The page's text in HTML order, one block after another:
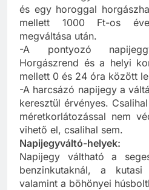
és egy horoggal
mellett 1000 Ft-os
megváltása után.
-A pontyozó
Horgászrend és a helyi
mellett 0 és 24 óra között
-A harcsázó napijegy a
keresztül érvényes.
méretkorlátozással nem
vihető el, csalihal sem.
Napijegyváltó-helyek:
Napijegy váltható a
benzinkutaknál, a kutasi
valamint a böhönyei